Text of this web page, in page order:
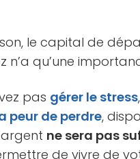
le capital de
n’a qu’une
pas gérer le stress
peur de perdre,
ne sera pas
de vivre de